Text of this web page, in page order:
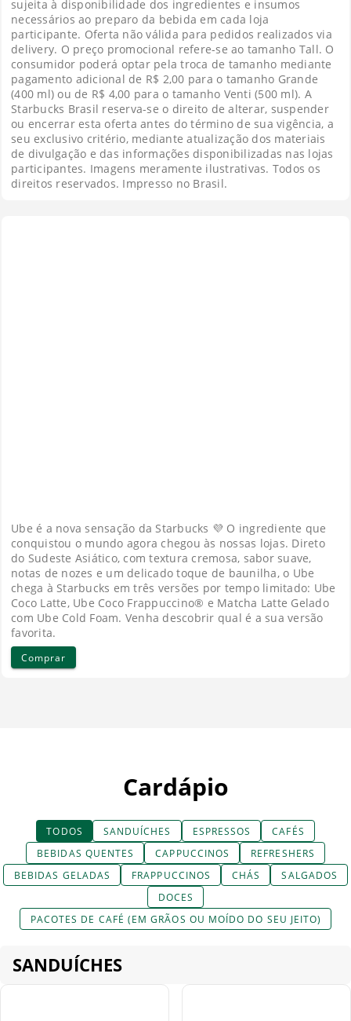
sujeita à disponibilidade dos ingredientes e insumos
necessários ao preparo da bebida em cada loja
participante. Oferta não válida para pedidos realizados via
delivery. O preço promocional refere-se ao tamanho Tall. O
consumidor poderá optar pela troca de tamanho mediante
pagamento adicional de R$ 2,00 para o tamanho Grande
(400 ml) ou de R$ 4,00 para o tamanho Venti (500 ml). A
Starbucks Brasil reserva-se o direito de alterar, suspender
ou encerrar esta oferta antes do término de sua vigência, a
seu exclusivo critério, mediante atualização dos materiais
de divulgação e das informações disponibilizadas nas lojas
participantes. Imagens meramente ilustrativas. Todos os
direitos reservados. Impresso no Brasil.
Ube é a nova sensação da Starbucks 💜 O ingrediente que
conquistou o mundo agora chegou às nossas lojas. Direto
do Sudeste Asiático, com textura cremosa, sabor suave,
notas de nozes e um delicado toque de baunilha, o Ube
chega à Starbucks em três versões por tempo limitado: Ube
Coco Latte, Ube Coco Frappuccino® e Matcha Latte Gelado
com Ube Cold Foam. Venha descobrir qual é a sua versão
favorita.
Comprar
Cardápio
TODOS SANDUÍCHES ESPRESSOS
CAFÉS
BEBIDAS QUENTES
CAPPUCCINOS
REFRESHERS
BEBIDAS GELADAS
FRAPPUCCINOS CHÁS
SALGADOS
DOCES
PACOTES DE CAFÉ (EM GRÃOS OU MOÍDO DO SEU JEITO)
SANDUÍCHES